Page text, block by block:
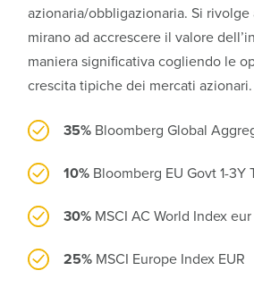
azionaria/obbligazionaria. Si
mirano ad accrescere il valore
maniera significativa cogliendo le
crescita tipiche dei mercati azionari.
35% Bloomberg Global
10% Bloomberg EU Govt 1-3Y
30% MSCI AC World Index eur
25% MSCI Europe Index EUR